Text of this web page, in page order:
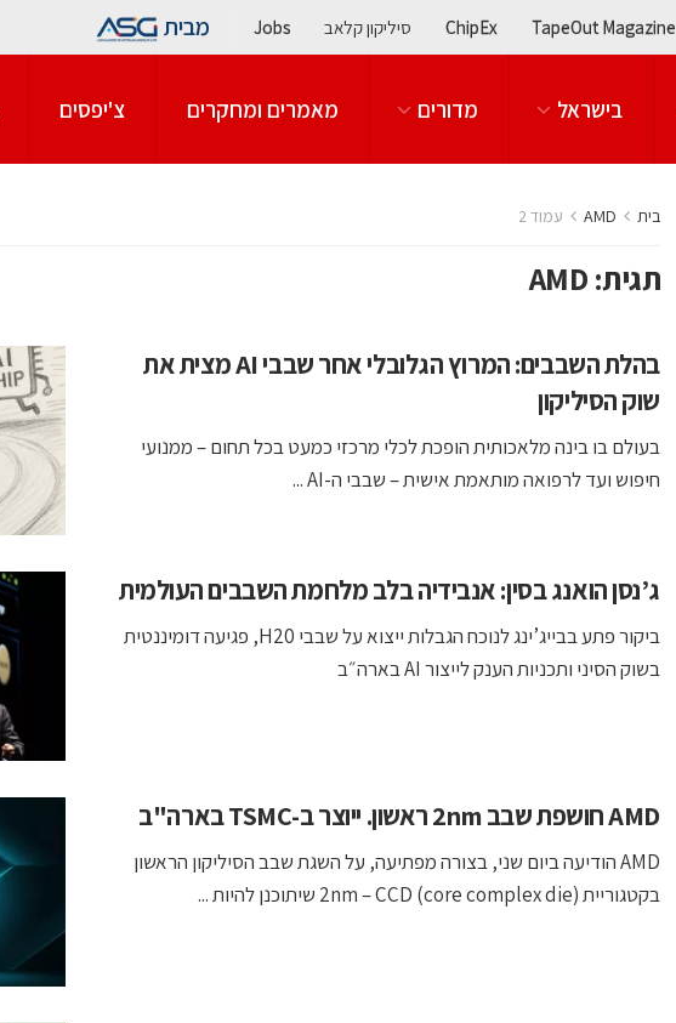
TapeOut Magazine
ChipEx סיליקון קלאב Jobs מבית
בישראל מדורים מאמרים ומחקרים צ'יפסים
בית AMD עמוד 2
תגית: AMD
בהלת השבבים: המרוץ הגלובלי אחר שבבי AI מצית את
שוק הסיליקון
בעולם בו בינה מלאכותית הופכת לכלי מרכזי כמעט בכל תחום – ממנועי
חיפוש ועד לרפואה מותאמת אישית – שבבי ה-AI ...
ג’נסן הואנג בסין: אנבידיה בלב מלחמת השבבים העולמית
ביקור פתע בבייג’ינג לנוכח הגבלות ייצוא על שבבי H20, פגיעה דומיננטית
בשוק הסיני ותכניות הענק לייצור AI בארה״ב
AMD חושפת שבב 2nm ראשון. ייוצר ב-TSMC בארה"ב
AMD הודיעה ביום שני, בצורה מפתיעה, על השגת שבב הסיליקון הראשון
בקטגוריית 2nm – CCD (core complex die) שיתוכנן להיות ...